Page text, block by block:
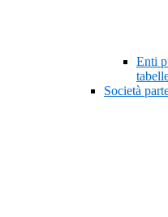
Enti
Società